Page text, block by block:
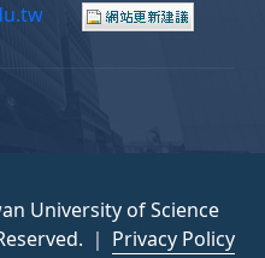
University of Science
｜ Privacy Policy